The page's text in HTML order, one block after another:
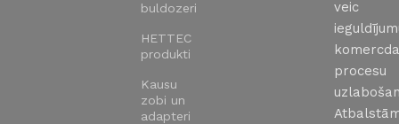
buldozeri
HETTEC
produkti
Kausu
zobi un
adapteri
veic
procesu